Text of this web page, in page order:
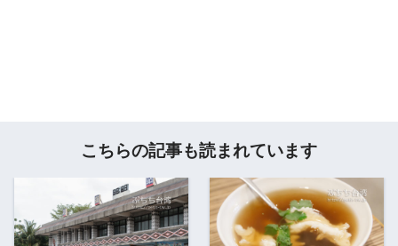
こちらの記事も読まれています